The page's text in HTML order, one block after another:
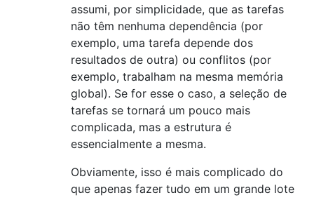
/* Store the next task in the
threads in this warp can
            task_id = next_task;
/* Increase the task counter.
            next_tast += 1;
/* Make sure those last two
               be seen by everybody. */
            __threadfence();
            /* Unlock the task mutex. */
cuda_mutex_unlock(
assumi, por simplicidade, que as tarefas
não têm nenhuma dependência (por
exemplo, uma tarefa depende dos
resultados de outra) ou conflitos (por
exemplo, trabalham na mesma memória
global). Se for esse o caso, a seleção de
tarefas se tornará um pouco mais
complicada, mas a estrutura é
essencialmente a mesma.
Obviamente, isso é mais complicado do
que apenas fazer tudo em um grande lote